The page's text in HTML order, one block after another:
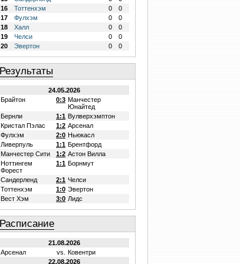
16
Тоттенхэм 0
0
17
Фулхэм 0
0
18
Халл 0
0
19
Челси 0
0
20
Эвертон 0 0
Результаты
24.05.2026
Брайтон
0:3 Манчестер
Юнайтед
Бернли
1:1 Вулверхэмптон
Кристал Пэлас
1:2 Арсенал
Фулхэм
2:0 Ньюкасл
Ливерпуль
1:1 Брентфорд
Манчестер Сити
1:2 Астон Вилла
Ноттингем
Форест
1:1 Борнмут
Сандерленд 2:1 Челси
Тоттенхэм
1:0 Эвертон
Вест Хэм
3:0 Лидс
Расписание
21.08.2026
Арсенал
vs.
Ковентри
22.08.2026